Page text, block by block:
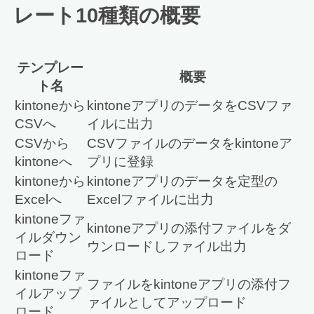
レート10種類の概要
テンプレー
ト名
概要
kintoneから
CSVへ
kintoneアプリのデータをCSVファ
イルに出力
CSVから
kintoneへ
CSVファイルのデータをkintoneア
プリに登録
kintoneから
Excelへ
kintoneアプリのデータを定型の
Excelファイルに出力
kintoneファ
イルダウン
ロード
kintoneアプリの添付ファイルをダ
ウンロードしファイル出力
kintoneファ
イルアップ
ファイルをkintoneアプリの添付フ
ァイルとしてアップロード